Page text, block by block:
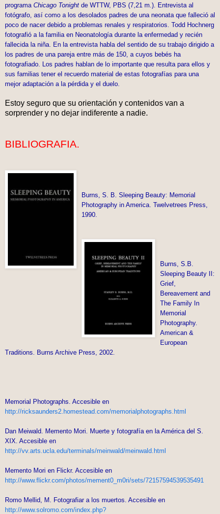
programa Chicago Tonight de WTTW, PBS (7,21 m.). Entrevista al
fotógrafo, así como a los desolados padres de una neonata que falleció al
poco de nacer debido a problemas renales y respiratorios. Todd Hochnerg
fotografió a la familia en Neonatología durante la enfermedad y recién
fallecida la niña. En la entrevista habla del sentido de su trabajo dirigido a
los padres de una pareja entre más de 150, a cuyos bebés ha
fotografiado. Los padres hablan de lo importante que resulta para ellos y
sus familias tener el recuerdo material de estas fotografías para una
mejor adaptación a la pérdida y el duelo.
Estoy seguro que su orientación y contenidos van a
sorprender y no dejar indiferente a nadie.
BIBLIOGRAFIA.
Burns, S. B. Sleeping Beauty: Memorial
Photography in America. Twelvetrees Press,
1990.
Burns, S.B.
Sleeping Beauty II:
Grief,
Bereavement and
The Family In
Memorial
Photography.
American &
European
Traditions. Burns Archive Press, 2002.
Memorial Photographs. Accesible en
http://ricksaunders2.homestead.com/memorialphotographs.html
Dan Meiwald. Memento Mori. Muerte y fotografía en la América del S.
XIX. Accesible en
http://vv.arts.ucla.edu/terminals/meinwald/meinwald.html
Memento Mori en Flickr. Accesible en
http://www.flickr.com/photos/mement0_m0ri/sets/72157594539535491
Romo Mellid, M. Fotografiar a los muertos. Accesible en
http://www.solromo.com/index.php?